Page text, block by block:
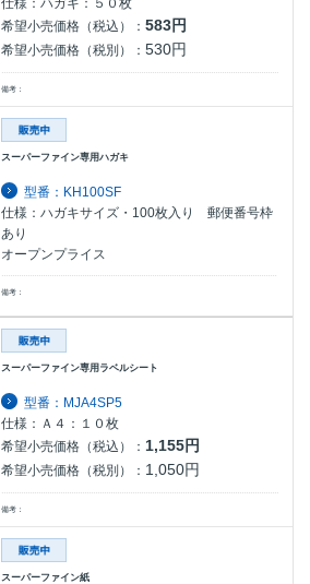
仕様：ハガキ：５０枚
希望小売価格（税込）：583円
希望小売価格（税別）：530円
備考：
スーパーファイン専用ハガキ
型番：KH100SF
仕様：ハガキサイズ・100枚入り 郵便番号枠
あり
オープンプライス
備考：
スーパーファイン専用ラベルシート
型番：MJA4SP5
仕様：Ａ４：１０枚
希望小売価格（税込）：1,155円
希望小売価格（税別）： 1,050円
備考：
スーパーファイン紙